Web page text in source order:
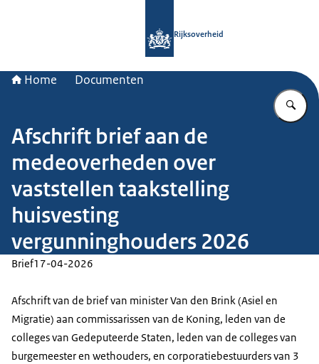
Rijksoverheid
Home Documenten
Afschrift brief aan de
medeoverheden over
vaststellen taakstelling
huisvesting
vergunninghouders 2026
Brief17-04-2026
Afschrift van de brief van minister Van den Brink (Asiel en
Migratie) aan commissarissen van de Koning, leden van de
colleges van Gedeputeerde Staten, leden van de colleges van
burgemeester en wethouders, en corporatiebestuurders van 3